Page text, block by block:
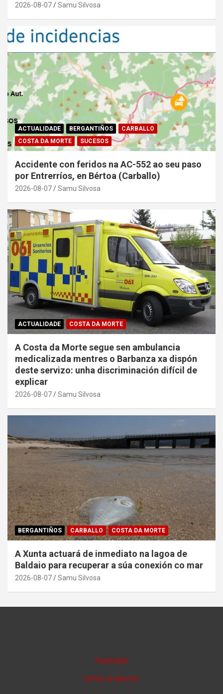
2026-08-07 Samu Silvosa
ACTUALIDADE BERGANTIÑOS
CARBALLO
COSTA DA MORTE
SUCESOS
Accidente con feridos na AC-552 ao seu paso
por Entrerríos, en Bértoa (Carballo)
2026-08-07 Samu Silvosa
ACTUALIDADE COSTA DA MORTE
A Costa da Morte segue sen ambulancia
medicalizada mentres o Barbanza xa dispón
deste servizo: unha discriminación difícil de
explicar
2026-08-07 Samu Silvosa
BERGANTIÑOS CARBALLO COSTA DA MORTE
A Xunta actuará de inmediato na lagoa de
Baldaio para recuperar a súa conexión co mar
2026-08-07 Samu Silvosa
Publicidad
Cartas al director